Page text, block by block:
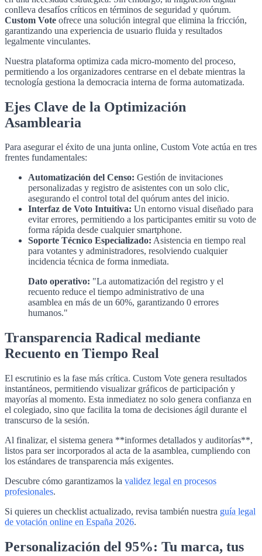
conlleva desafíos críticos en términos de seguridad y quórum.
Custom Vote ofrece una solución integral que elimina la fricción,
garantizando una experiencia de usuario fluida y resultados
legalmente vinculantes.
Nuestra plataforma optimiza cada micro-momento del proceso,
permitiendo a los organizadores centrarse en el debate mientras la
tecnología gestiona la democracia interna de forma automatizada.
Ejes Clave de la Optimización
Asamblearia
Para asegurar el éxito de una junta online, Custom Vote actúa en tres
frentes fundamentales:
Automatización del Censo: Gestión de invitaciones
personalizadas y registro de asistentes con un solo clic,
asegurando el control total del quórum antes del inicio.
Interfaz de Voto Intuitiva: Un entorno visual diseñado para
evitar errores, permitiendo a los participantes emitir su voto de
forma rápida desde cualquier smartphone.
Soporte Técnico Especializado: Asistencia en tiempo real
para votantes y administradores, resolviendo cualquier
incidencia técnica de forma inmediata.
Dato operativo: "La automatización del registro y el
recuento reduce el tiempo administrativo de una
asamblea en más de un 60%, garantizando 0 errores
humanos."
Transparencia Radical mediante
Recuento en Tiempo Real
El escrutinio es la fase más crítica. Custom Vote genera resultados
instantáneos, permitiendo visualizar gráficos de participación y
mayorías al momento. Esta inmediatez no solo genera confianza en
el colegiado, sino que facilita la toma de decisiones ágil durante el
transcurso de la sesión.
Al finalizar, el sistema genera **informes detallados y auditorías**,
listos para ser incorporados al acta de la asamblea, cumpliendo con
los estándares de transparencia más exigentes.
Descubre cómo garantizamos la validez legal en procesos
profesionales.
Si quieres un checklist actualizado, revisa también nuestra guía legal
de votación online en España 2026.
Personalización del 95%: Tu marca, tus